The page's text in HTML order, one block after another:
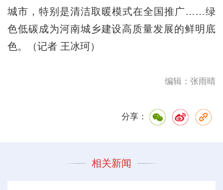
城市，特别是清洁取暖模式在全国推广……绿
色低碳成为河南城乡建设高质量发展的鲜明底
色。（记者 王冰珂）
编辑：张雨晴
分享：
相关新闻